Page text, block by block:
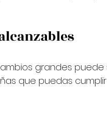
grandes puede
que puedas